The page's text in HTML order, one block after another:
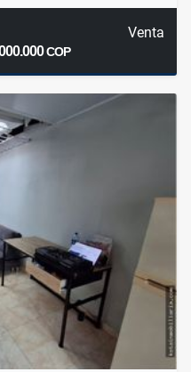
Venta
COP